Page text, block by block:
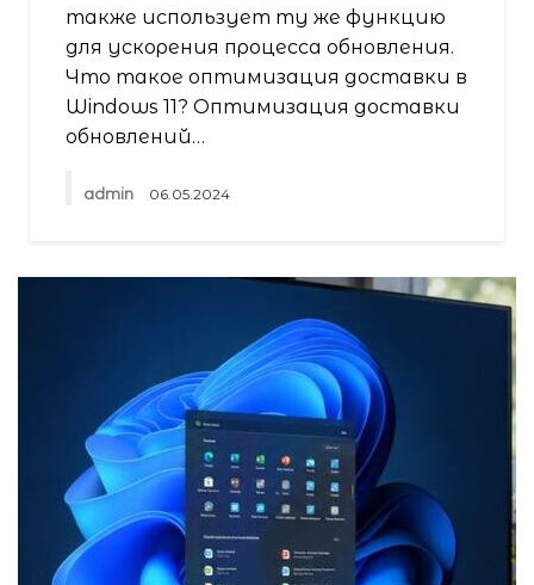
также использует ту же функцию
для ускорения процесса обновления.
Что такое оптимизация доставки в
Windows 11? Оптимизация доставки
обновлений…
admin 06.05.2024